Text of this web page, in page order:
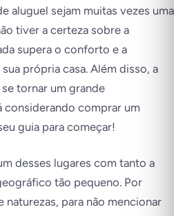
aluguel sejam muitas vezes uma
tiver a certeza sobre a
supera o conforto e a
própria casa. Além disso, a
tornar um grande
considerando comprar um
guia para começar!
desses lugares com tanto a
tão pequeno. Por
naturezas, para não mencionar